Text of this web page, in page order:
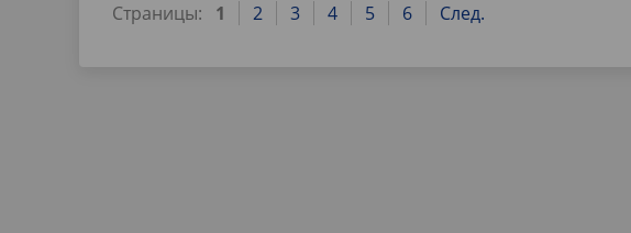
Страницы: 1 2 3 4 5 6 След.